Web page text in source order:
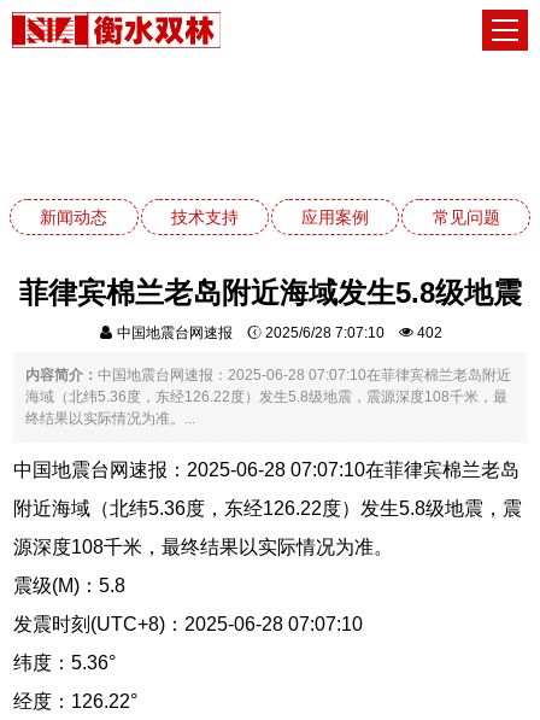
新闻动态 技术支持 应用案例 常见问题
菲律宾棉兰老岛附近海域发生5.8级地震
中国地震台网速报 2025/6/28 7:07:10 402
内容简介：中国地震台网速报：2025-06-28 07:07:10在菲律宾棉兰老岛附近
海域（北纬5.36度，东经126.22度）发生5.8级地震，震源深度108千米，最
终结果以实际情况为准。...
中国地震台网速报：2025-06-28 07:07:10在菲律宾棉兰老岛
附近海域（北纬5.36度，东经126.22度）发生5.8级地震，震
源深度108千米，最终结果以实际情况为准。
震级(M)：5.8
发震时刻(UTC+8)：2025-06-28 07:07:10
纬度：5.36°
经度：126.22°